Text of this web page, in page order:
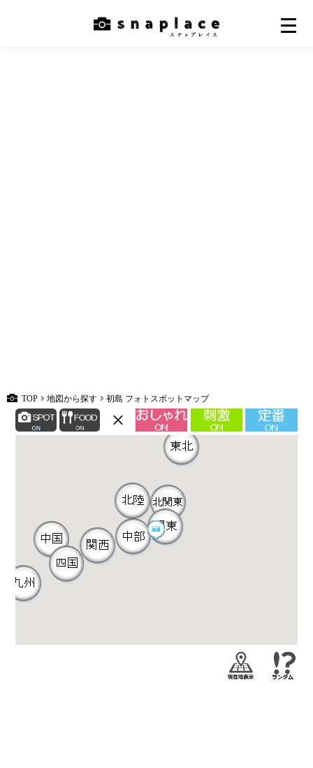
TOP 地図から探す 初島 フォトスポットマップ